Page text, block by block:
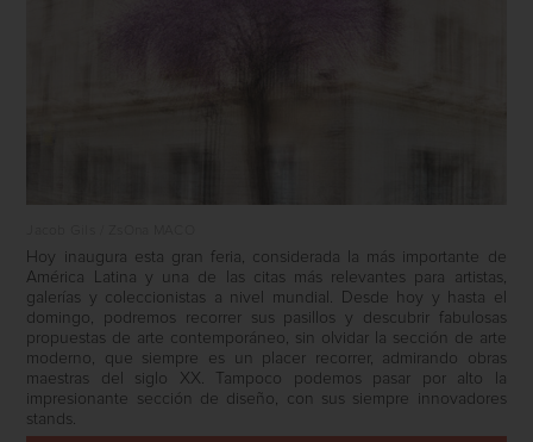
Hoy inaugura esta gran feria, considerada la más importante de
América Latina y una de las citas más relevantes para artistas,
galerías y coleccionistas a nivel mundial. Desde hoy y hasta el
domingo, podremos recorrer sus pasillos y descubrir fabulosas
propuestas de arte contemporáneo, sin olvidar la sección de arte
moderno, que siempre es un placer recorrer, admirando obras
maestras del siglo XX. Tampoco podemos pasar por alto la
impresionante sección de diseño, con sus siempre innovadores
stands.